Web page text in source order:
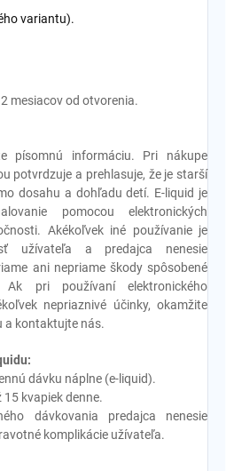
variantu).
mesiacov od otvorenia.
písomnú informáciu. Pri nákupe
potvrdzuje a prehlasuje, že je starší
dosahu a dohľadu detí. E-liquid je
pomocou elektronických
Akékoľvek iné používanie je
užívateľa a predajca nenesie
ani nepriame škody spôsobené
Ak pri používaní elektronického
nepriaznivé účinky, okamžite
a kontaktujte nás.
dávku náplne (e-liquid).
15 kvapiek denne.
dávkovania predajca nenesie
komplikácie užívateľa.